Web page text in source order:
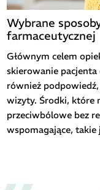
Wybrane
farmaceutycznej
Głównym celem
skierowanie
również
wizyty. Środki, które
przeciwbólowe bez
wspomagające, takie